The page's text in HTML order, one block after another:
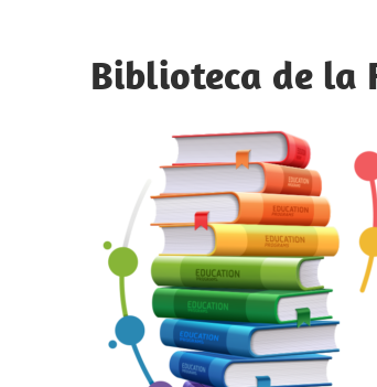
Biblioteca de la